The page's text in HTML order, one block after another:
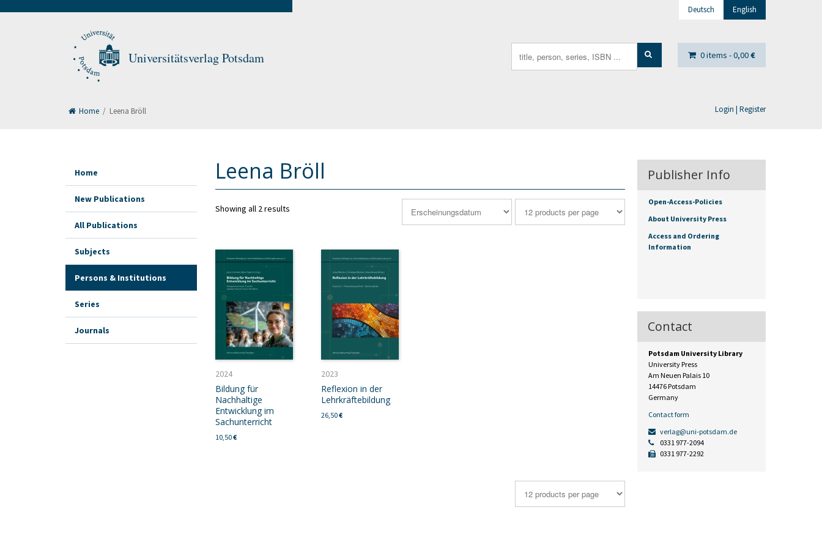
Universitätsverlag Potsdam
Deutsch English
0 items -0,00€
Login | Register
for:
Home / Leena Bröll
Leena Bröll
Showing all 2 results
2024
Bildung für
Nachhaltige
Entwicklung im
Sachunterricht
10,50€
2023
Reflexion in der
Lehrkräftebildung
26,50€
Home
New Publications
All Publications
Subjects
Persons & Institutions
Series
Journals
Publisher Info
Open-Access-Policies
About University Press
Access and Ordering
Information
Contact
Potsdam University Library
University Press
Am Neuen Palais 10
14476 Potsdam
Germany
Contact form
verlag@uni-potsdam.de
0331 977-2094
0331 977-2292